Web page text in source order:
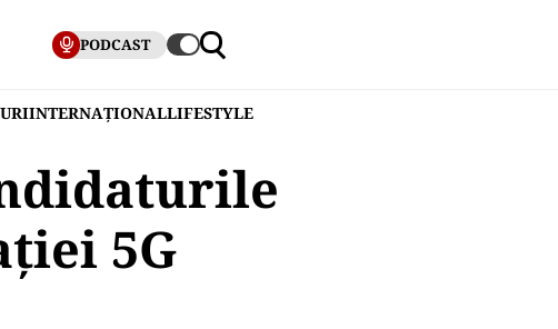
PODCAST
INTERNAȚIONALLIFESTYLE
5G